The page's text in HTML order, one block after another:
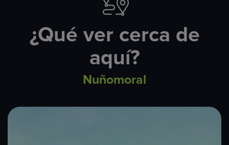
¿Qué ver cerca de
aquí?
Nuñomoral